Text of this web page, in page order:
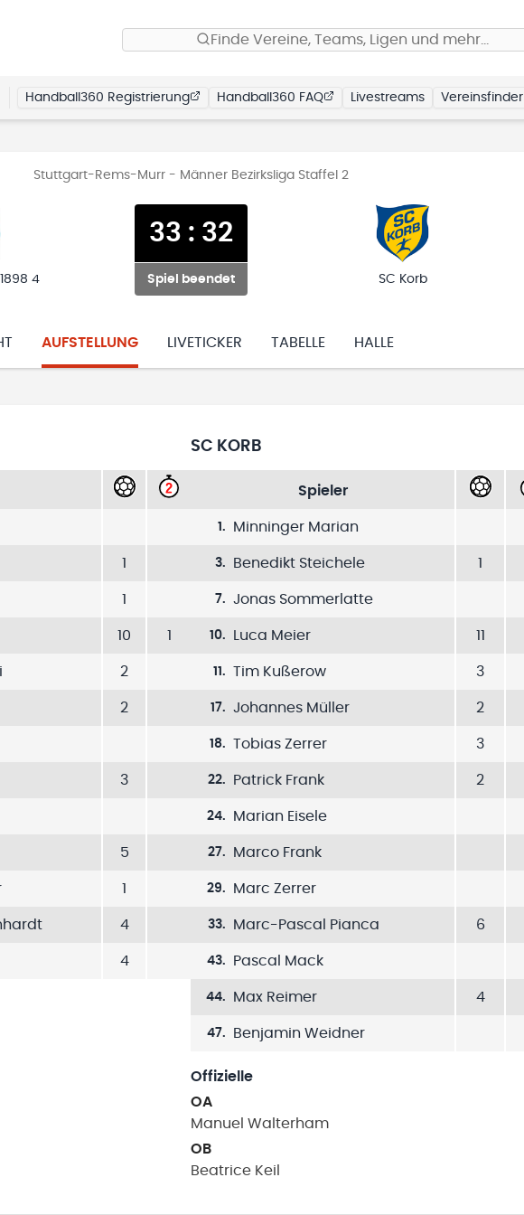
Finde Vereine, Teams, Ligen und mehr…
Handball360 Registrierung Handball360 FAQ Livestreams Vereinsfinder
Stuttgart-Rems-Murr - Männer Bezirksliga Staffel 2
4
33 : 32
Spiel beendet SC Korb
AUFSTELLUNG LIVETICKER TABELLE HALLE
1
1
10 1
2
2
3
5
1
4
4
SC KORB
Spieler
1 . Minninger Marian
3. Benedikt Steichele 1
7. Jonas Sommerlatte
10. Luca Meier 11
11 . Tim Kußerow 3
17. Johannes Müller 2
18. Tobias Zerrer 3
22. Patrick Frank 2
24. Marian Eisele
27. Marco Frank
29. Marc Zerrer
33. Marc-Pascal Pianca 6
43. Pascal Mack
44. Max Reimer 4
47. Benjamin Weidner
Offizielle
OA
Manuel Walterham
OB
Beatrice Keil